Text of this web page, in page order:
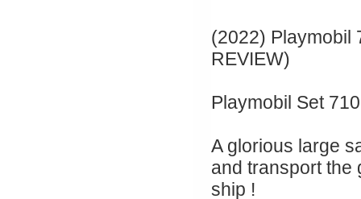
(2022) Playmobil
REVIEW)
Playmobil Set
A glorious large
and transport the
ship !